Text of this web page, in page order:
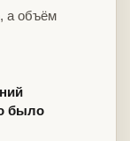
а объём
было